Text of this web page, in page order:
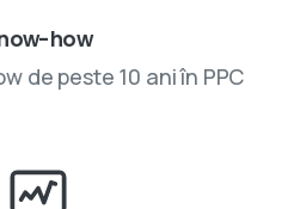
how
de peste 10 ani în PPC